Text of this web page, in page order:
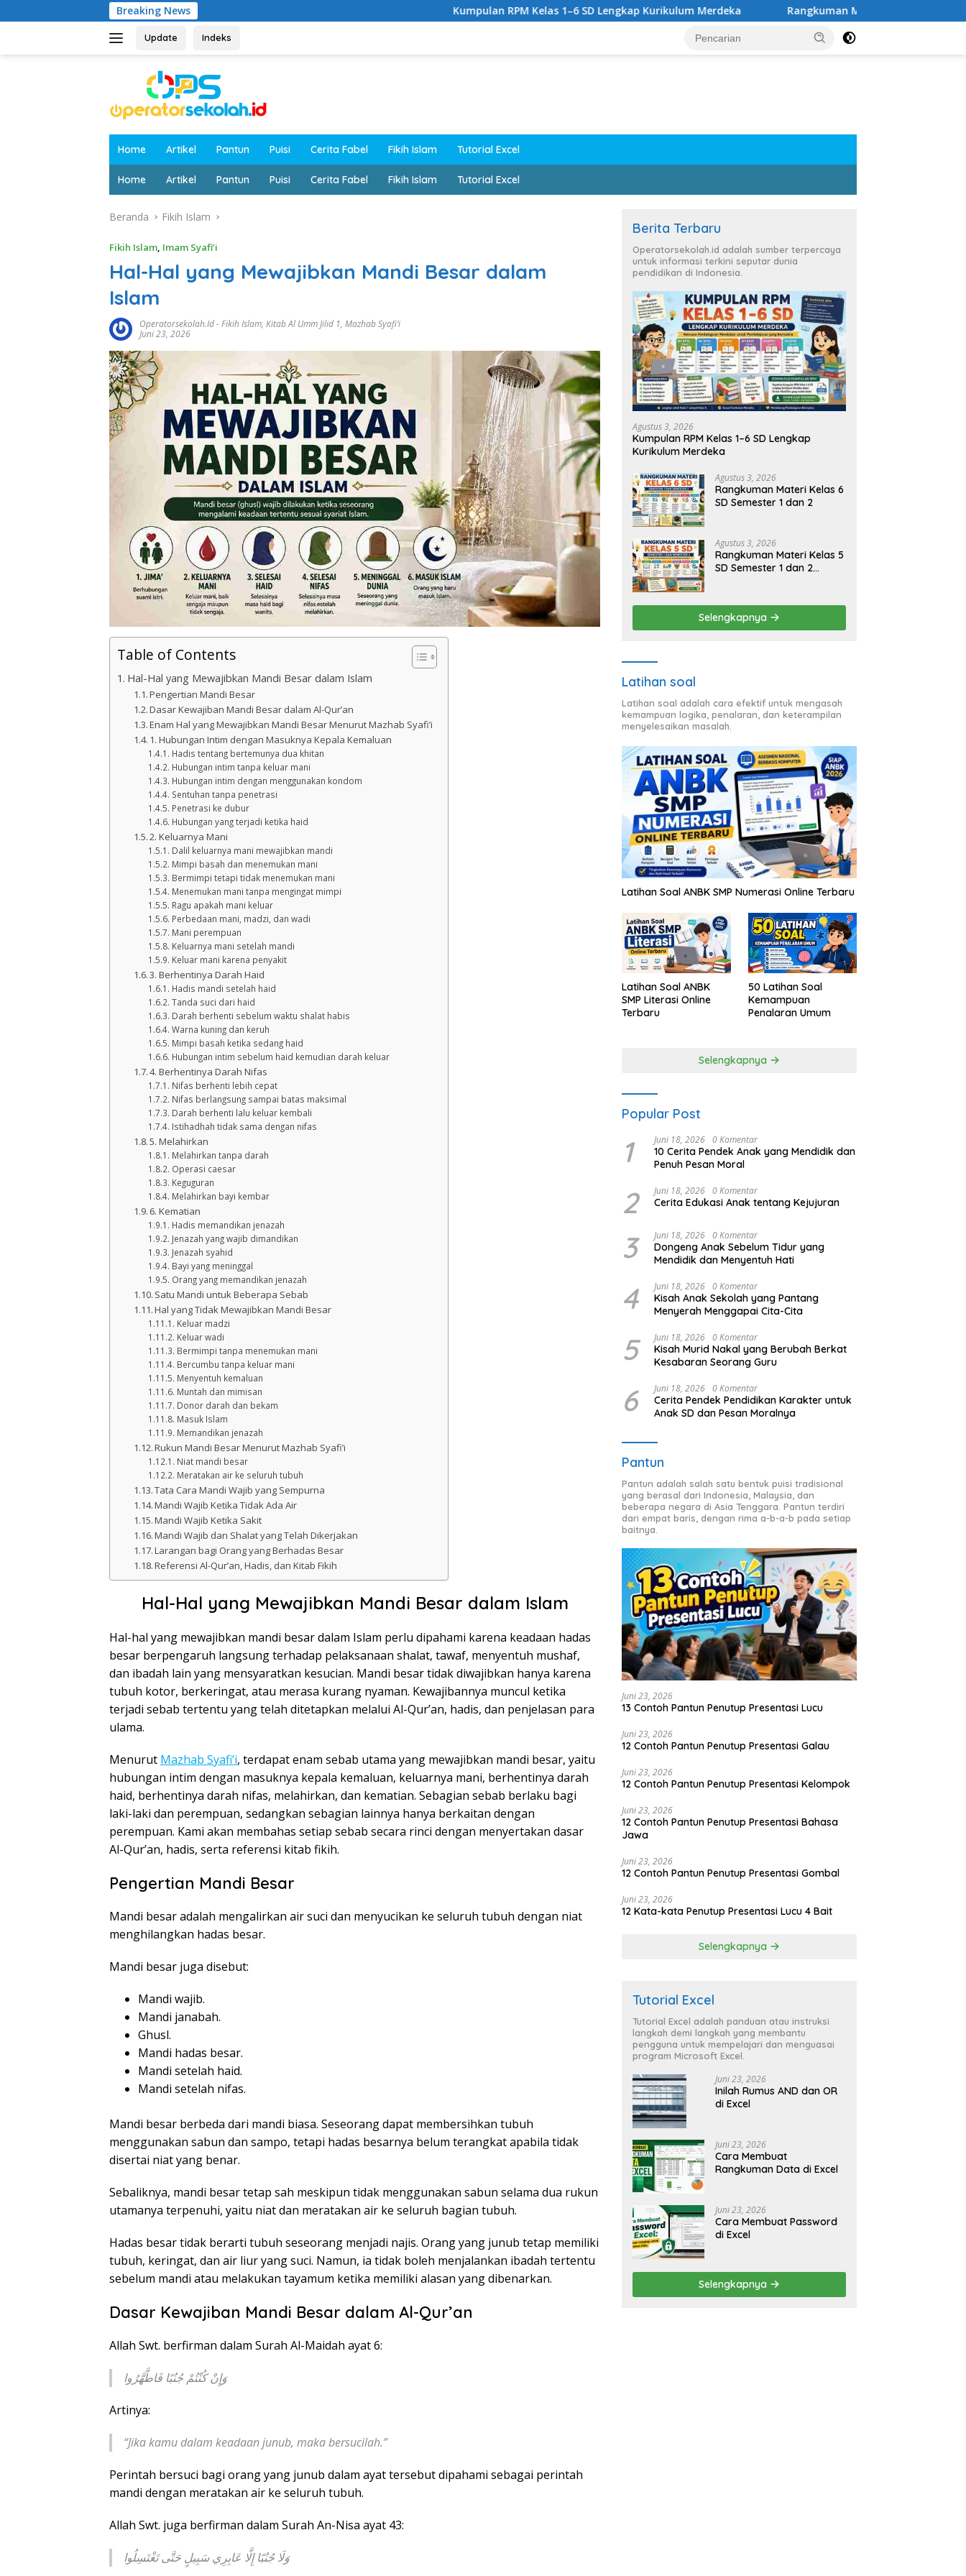
ke
Breaking News Kumpulan RPM Kelas 1–6 SD Lengkap Kurikulum Merdeka Rangkuman Materi Kelas 6 SD Semester 1 dan 2
Update Indeks
Home Artikel Pantun Puisi Cerita Fabel Fikih Islam Tutorial Excel
Home Artikel Pantun Puisi Cerita Fabel Fikih Islam Tutorial Excel
Beranda Fikih Islam
Fikih Islam, Imam Syafi’i
Hal-Hal yang Mewajibkan Mandi Besar dalam
Islam
Operatorsekolah.id-Fikih Islam, Kitab Al Umm Jilid 1, Mazhab Syafi’i
Juni 23, 2026
Table of Contents
Hal-Hal yang Mewajibkan Mandi Besar dalam Islam
Pengertian Mandi Besar
Dasar Kewajiban Mandi Besar dalam Al-Qur’an
Enam Hal yang Mewajibkan Mandi Besar Menurut Mazhab Syafi’i
1. Hubungan Intim dengan Masuknya Kepala Kemaluan
Hadis tentang bertemunya dua khitan
Hubungan intim tanpa keluar mani
Hubungan intim dengan menggunakan kondom
Sentuhan tanpa penetrasi
Penetrasi ke dubur
Hubungan yang terjadi ketika haid
2. Keluarnya Mani
Dalil keluarnya mani mewajibkan mandi
Mimpi basah dan menemukan mani
Bermimpi tetapi tidak menemukan mani
Menemukan mani tanpa mengingat mimpi
Ragu apakah mani keluar
Perbedaan mani, madzi, dan wadi
Mani perempuan
Keluarnya mani setelah mandi
Keluar mani karena penyakit
3. Berhentinya Darah Haid
Hadis mandi setelah haid
Tanda suci dari haid
Darah berhenti sebelum waktu shalat habis
Warna kuning dan keruh
Mimpi basah ketika sedang haid
Hubungan intim sebelum haid kemudian darah keluar
4. Berhentinya Darah Nifas
Nifas berhenti lebih cepat
Nifas berlangsung sampai batas maksimal
Darah berhenti lalu keluar kembali
Istihadhah tidak sama dengan nifas
5. Melahirkan
Melahirkan tanpa darah
Operasi caesar
Keguguran
Melahirkan bayi kembar
6. Kematian
Hadis memandikan jenazah
Jenazah yang wajib dimandikan
Jenazah syahid
Bayi yang meninggal
Orang yang memandikan jenazah
Satu Mandi untuk Beberapa Sebab
Hal yang Tidak Mewajibkan Mandi Besar
Keluar madzi
Keluar wadi
Bermimpi tanpa menemukan mani
Bercumbu tanpa keluar mani
Menyentuh kemaluan
Muntah dan mimisan
Donor darah dan bekam
Masuk Islam
Memandikan jenazah
Rukun Mandi Besar Menurut Mazhab Syafi’i
Niat mandi besar
Meratakan air ke seluruh tubuh
Tata Cara Mandi Wajib yang Sempurna
Mandi Wajib Ketika Tidak Ada Air
Mandi Wajib Ketika Sakit
Mandi Wajib dan Shalat yang Telah Dikerjakan
Larangan bagi Orang yang Berhadas Besar
Referensi Al-Qur’an, Hadis, dan Kitab Fikih
Hal-Hal yang Mewajibkan Mandi Besar dalam Islam
Hal-hal yang mewajibkan mandi besar dalam Islam perlu dipahami karena keadaan hadas
besar berpengaruh langsung terhadap pelaksanaan shalat, tawaf, menyentuh mushaf,
dan ibadah lain yang mensyaratkan kesucian. Mandi besar tidak diwajibkan hanya karena
tubuh kotor, berkeringat, atau merasa kurang nyaman. Kewajibannya muncul ketika
terjadi sebab tertentu yang telah ditetapkan melalui Al-Qur’an, hadis, dan penjelasan para
ulama.
Menurut Mazhab Syafi’i, terdapat enam sebab utama yang mewajibkan mandi besar, yaitu
hubungan intim dengan masuknya kepala kemaluan, keluarnya mani, berhentinya darah
haid, berhentinya darah nifas, melahirkan, dan kematian. Sebagian sebab berlaku bagi
laki-laki dan perempuan, sedangkan sebagian lainnya hanya berkaitan dengan
perempuan. Kami akan membahas setiap sebab secara rinci dengan menyertakan dasar
Al-Qur’an, hadis, serta referensi kitab fikih.
Pengertian Mandi Besar
Mandi besar adalah mengalirkan air suci dan menyucikan ke seluruh tubuh dengan niat
menghilangkan hadas besar.
Mandi besar juga disebut:
Mandi wajib.
Mandi janabah.
Ghusl.
Mandi hadas besar.
Mandi setelah haid.
Mandi setelah nifas.
Mandi besar berbeda dari mandi biasa. Seseorang dapat membersihkan tubuh
menggunakan sabun dan sampo, tetapi hadas besarnya belum terangkat apabila tidak
disertai niat yang benar.
Sebaliknya, mandi besar tetap sah meskipun tidak menggunakan sabun selama dua rukun
utamanya terpenuhi, yaitu niat dan meratakan air ke seluruh bagian tubuh.
Hadas besar tidak berarti tubuh seseorang menjadi najis. Orang yang junub tetap memiliki
tubuh, keringat, dan air liur yang suci. Namun, ia tidak boleh menjalankan ibadah tertentu
sebelum mandi atau melakukan tayamum ketika memiliki alasan yang dibenarkan.
Dasar Kewajiban Mandi Besar dalam Al-Qur’an
Allah Swt. berfirman dalam Surah Al-Maidah ayat 6:
وَإِنْ كُنْتُمْ جُنُبًا فَاطَّهَّرُوا
Artinya:
“Jika kamu dalam keadaan junub, maka bersucilah.”
Perintah bersuci bagi orang yang junub dalam ayat tersebut dipahami sebagai perintah
mandi dengan meratakan air ke seluruh tubuh.
Allah Swt. juga berfirman dalam Surah An-Nisa ayat 43:
وَلَا جُنُبًا إِلَّا عَابِرِي سَبِيلٍ حَتَّى تَغْتَسِلُوا
Berita Terbaru
Operatorsekolah.id adalah sumber terpercaya
untuk informasi terkini seputar dunia
pendidikan di Indonesia.
Agustus 3, 2026
Kumpulan RPM Kelas 1–6 SD Lengkap
Kurikulum Merdeka
Agustus 3, 2026
Rangkuman Materi Kelas 6
SD Semester 1 dan 2
Agustus 3, 2026
Rangkuman Materi Kelas 5
SD Semester 1 dan 2
Selengkapnya
Latihan soal
Latihan soal adalah cara efektif untuk mengasah
kemampuan logika, penalaran, dan keterampilan
menyelesaikan masalah.
Latihan Soal ANBK SMP Numerasi Online Terbaru
Latihan Soal ANBK
SMP Literasi Online
Terbaru
50 Latihan Soal
Kemampuan
Penalaran Umum
Selengkapnya
Popular Post
1 Juni 18, 2026 0 Komentar
10 Cerita Pendek Anak yang Mendidik dan
Penuh Pesan Moral
2 Juni 18, 2026 0 Komentar
Cerita Edukasi Anak tentang Kejujuran
3 Juni 18, 2026 0 Komentar
Dongeng Anak Sebelum Tidur yang
Mendidik dan Menyentuh Hati
4 Juni 18, 2026 0 Komentar
Kisah Anak Sekolah yang Pantang
Menyerah Menggapai Cita-Cita
5 Juni 18, 2026 0 Komentar
Kisah Murid Nakal yang Berubah Berkat
Kesabaran Seorang Guru
6 Juni 18, 2026 0 Komentar
Cerita Pendek Pendidikan Karakter untuk
Anak SD dan Pesan Moralnya
Pantun
Pantun adalah salah satu bentuk puisi tradisional
yang berasal dari Indonesia, Malaysia, dan
beberapa negara di Asia Tenggara. Pantun terdiri
dari empat baris, dengan rima a-b-a-b pada setiap
baitnya.
Juni 23, 2026
13 Contoh Pantun Penutup Presentasi Lucu
Juni 23, 2026
12 Contoh Pantun Penutup Presentasi Galau
Juni 23, 2026
12 Contoh Pantun Penutup Presentasi Kelompok
Juni 23, 2026
12 Contoh Pantun Penutup Presentasi Bahasa
Jawa
Juni 23, 2026
12 Contoh Pantun Penutup Presentasi Gombal
Juni 23, 2026
12 Kata-kata Penutup Presentasi Lucu 4 Bait
Selengkapnya
Tutorial Excel
Tutorial Excel adalah panduan atau instruksi
langkah demi langkah yang membantu
pengguna untuk mempelajari dan menguasai
program Microsoft Excel.
Juni 23, 2026
Inilah Rumus AND dan OR
di Excel
Juni 23, 2026
Cara Membuat
Rangkuman Data di Excel
Juni 23, 2026
Cara Membuat Password
di Excel
Selengkapnya